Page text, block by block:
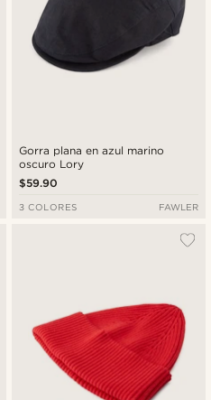
Gorra plana en azul marino
oscuro Lory
$59.90
3 COLORES FAWLER